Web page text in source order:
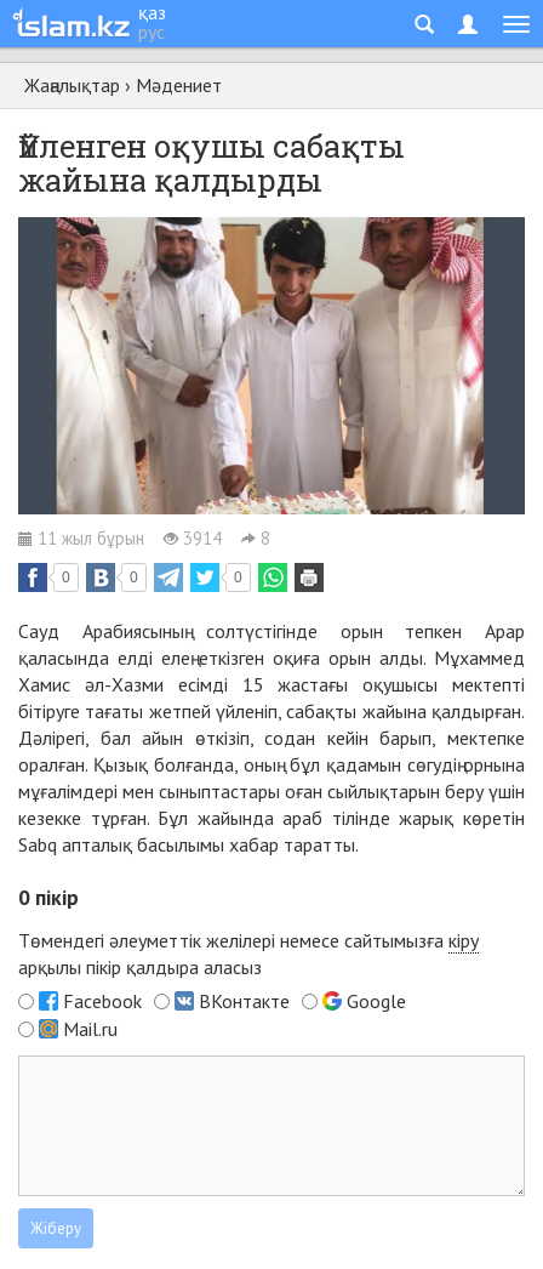
қаз
рус
Жаңалықтар › Мәдениет
Үйленген оқушы сабақты
жайына қалдырды
11 жыл бұрын 3914 8
0 0 0
Сауд Арабиясының солтүстігінде орын тепкен Арар
қаласында елді елең еткізген оқиға орын алды. Мұхаммед
Хамис әл-Хазми есімді 15 жастағы оқушысы мектепті
бітіруге тағаты жетпей үйленіп, сабақты жайына қалдырған.
Дәлірегі, бал айын өткізіп, содан кейін барып, мектепке
оралған. Қызық болғанда, оның бұл қадамын сөгудің орнына
мұғалімдері мен сыныптастары оған сыйлықтарын беру үшін
кезекке тұрған. Бұл жайында араб тілінде жарық көретін
Sabq апталық басылымы хабар таратты.
0 пікір
Төмендегі әлеуметтік желілері немесе сайтымызға кіру
арқылы пікір қалдыра аласыз
Facebook
ВКонтакте
Google
Mail.ru